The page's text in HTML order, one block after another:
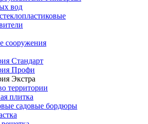
вод
сооружения
Стандарт
Профи
Экстра
территории
плитка
садовые бордюры